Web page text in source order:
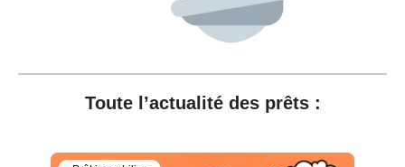
Toute l’actualité des prêts :